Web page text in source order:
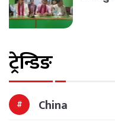
ट्रेन्डिङ
China